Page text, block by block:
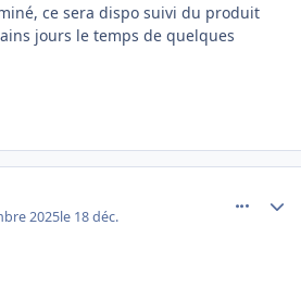
ce sera dispo suivi du produit
jours le temps de quelques
2025le 18 déc.